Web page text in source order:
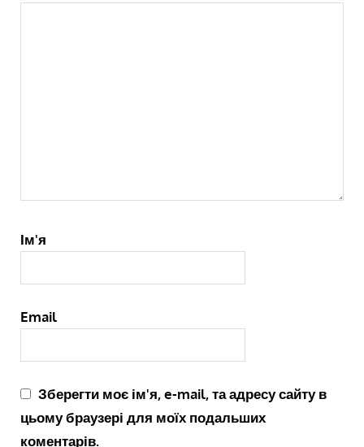
Ім'я
Email
Зберегти моє ім'я, e-mail, та адресу сайту в
цьому браузері для моїх подальших
коментарів.